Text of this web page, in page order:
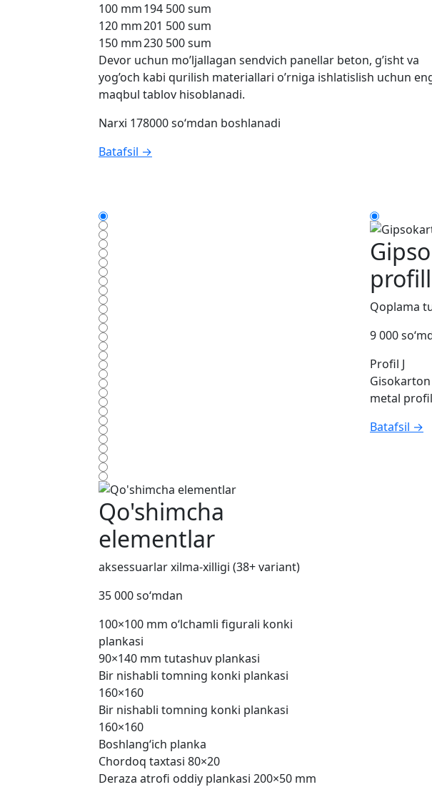
100 mm194 500 sum
120 mm201 500 sum
150 mm230 500 sum
Devor uchun mo’ljallagan sendvich panellar beton, g’isht va
yog’och kabi qurilish materiallari o’rniga ishlatislish uchun
maqbul tablov hisoblanadi.
Narxi 178000 so‘mdan boshlanadi
Batafsil →
Qo'shimcha
elementlar
aksessuarlar xilma-xilligi (38+ variant)
35 000 so‘mdan
100×100 mm o‘lchamli figurali konki
plankasi
90×140 mm tutashuv plankasi
Bir nishabli tomning konki plankasi
160×160
Bir nishabli tomning konki plankasi
160×160
Boshlang‘ich planka
Chordoq taxtasi 80×20
Deraza atrofi oddiy plankasi 200×50 mm
Qoplama
9 000
Profil J
metal
Batafsil →